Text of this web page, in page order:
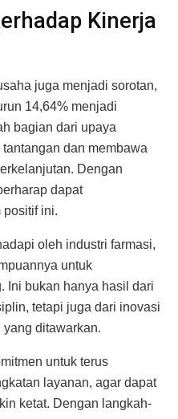
Kinerja
juga menjadi sorotan,
14,64% menjadi
bagian dari upaya
dan membawa
Dengan
dapat
positif ini.
oleh industri farmasi,
untuk
Ini bukan hanya hasil dari
tetapi juga dari inovasi
ditawarkan.
untuk terus
layanan, agar dapat
ketat. Dengan langkah-